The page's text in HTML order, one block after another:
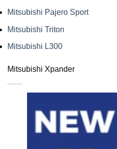
Mitsubishi Pajero Sport
Mitsubishi Triton
Mitsubishi L300
Mitsubishi Xpander